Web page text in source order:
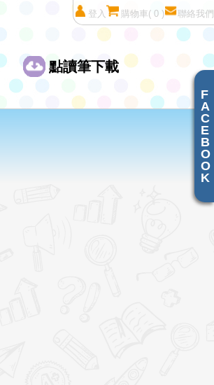
登入 購物車( 0 ) 聯絡我們
點讀筆下載
F
A
C
E
B
O
O
K